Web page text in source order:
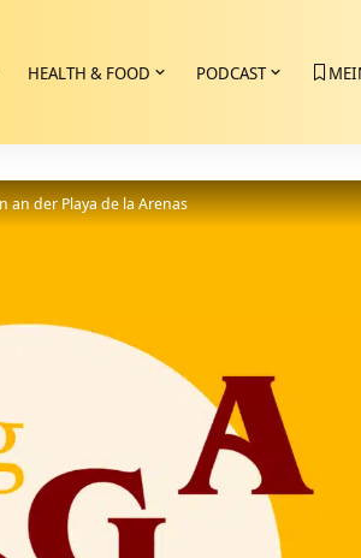
HEALTH & FOOD PODCAST
an der Playa de la Arenas